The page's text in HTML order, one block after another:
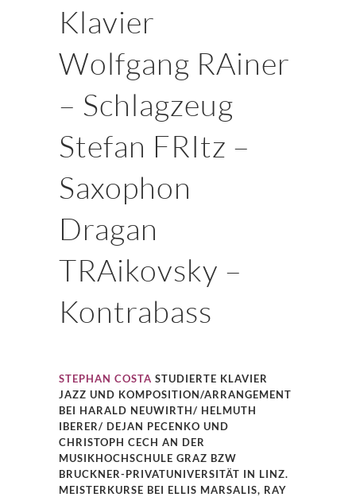
Klavier
Wolfgang RAiner
– Schlagzeug
Stefan FRItz –
Saxophon
Dragan
TRAikovsky –
Kontrabass
STEPHAN COSTA STUDIERTE KLAVIER
JAZZ UND KOMPOSITION/ARRANGEMENT
BEI HARALD NEUWIRTH/ HELMUTH
IBERER/ DEJAN PECENKO UND
CHRISTOPH CECH AN DER
MUSIKHOCHSCHULE GRAZ BZW
BRUCKNER-PRIVATUNIVERSITÄT IN LINZ.
MEISTERKURSE BEI ELLIS MARSALIS, RAY